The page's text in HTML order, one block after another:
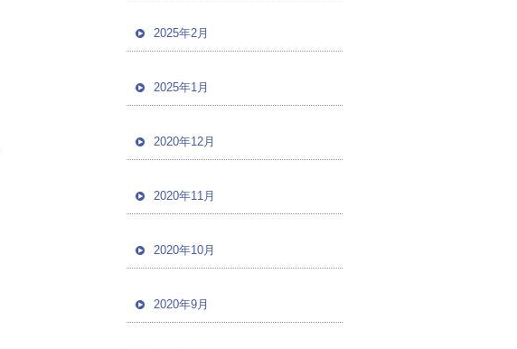
2025年2月
2025年1月
2020年12月
2020年11月
2020年10月
2020年9月